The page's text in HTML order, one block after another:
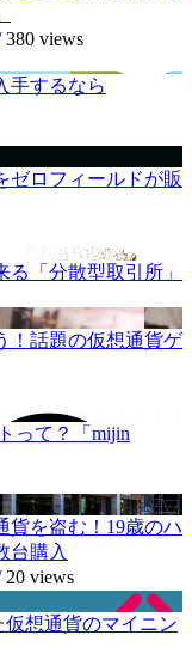
380 views
手するなら
ゼロフィールドが販
「分散型取引所」
！話題の仮想通貨ゲ
って？「mijin
貨を盗む！19歳のハ
台購入
20 views
仮想通貨のマイニン